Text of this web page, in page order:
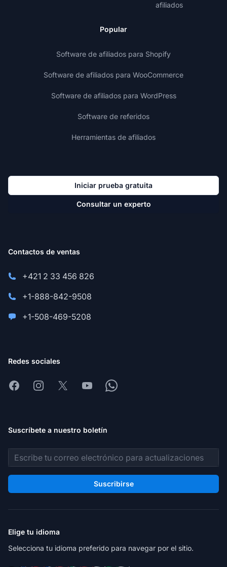
afiliados
Popular
Software de afiliados para Shopify
Software de afiliados para WooCommerce
Software de afiliados para WordPress
Software de referidos
Herramientas de afiliados
Iniciar prueba gratuita
Consultar un experto
Contactos de ventas
+421 2 33 456 826
+1-888-842-9508
+1-508-469-5208
Redes sociales
FacebookInstagram
X YoutubeWhatsapp
Suscríbete a nuestro boletín
Dirección de correo electrónico
Suscribirse
Elige tu idioma
Selecciona tu idioma preferido para navegar por el sitio.